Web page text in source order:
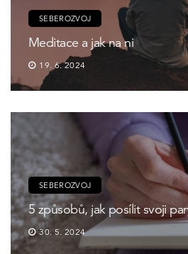
SEBEROZVOJ
Meditace a jak na ni
19. 6. 2024
SEBEROZVOJ
5 způsobů, jak posílit svoji
30. 5. 2024